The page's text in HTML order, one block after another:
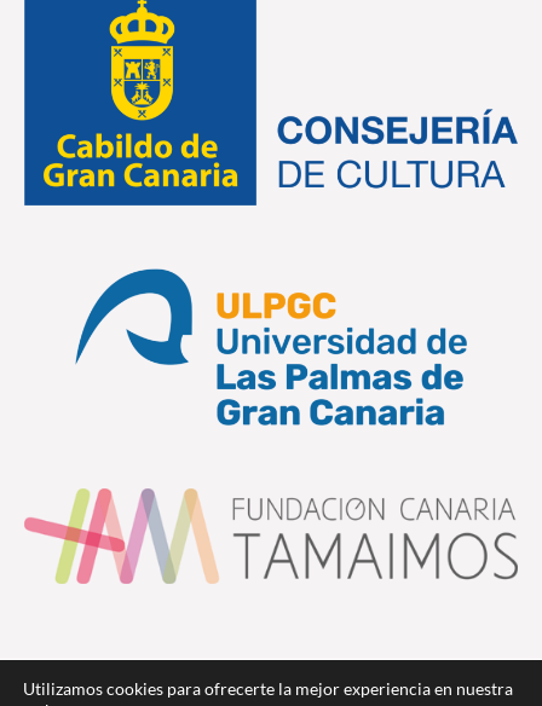
Utilizamos cookies para ofrecerte la mejor experiencia en nuestra